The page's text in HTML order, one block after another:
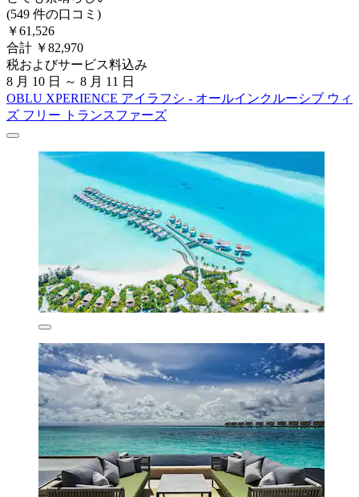
(549 件の口コミ)
￥61,526
合計 ￥82,970
税およびサービス料込み
8 月 10 日 ～ 8 月 11 日
OBLU XPERIENCE アイラフシ - オールインクルーシブ ウィ
ズ フリー トランスファーズ